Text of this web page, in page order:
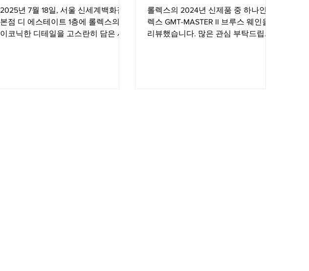
2025년 7월 18일, 서울 신세계백화점
본점 디 에스테이트 1층에 롤렉스의 아
이코닉한 디테일을 고스란히 담은 새
그리고 펩시와 스프라이트
와의 비교
롤렉스의 2024년 신제품 중 하나인 롤
렉스 GMT-MASTER II 브루스 웨인을
리뷰했습니다. 많은 관심 부탁드립니